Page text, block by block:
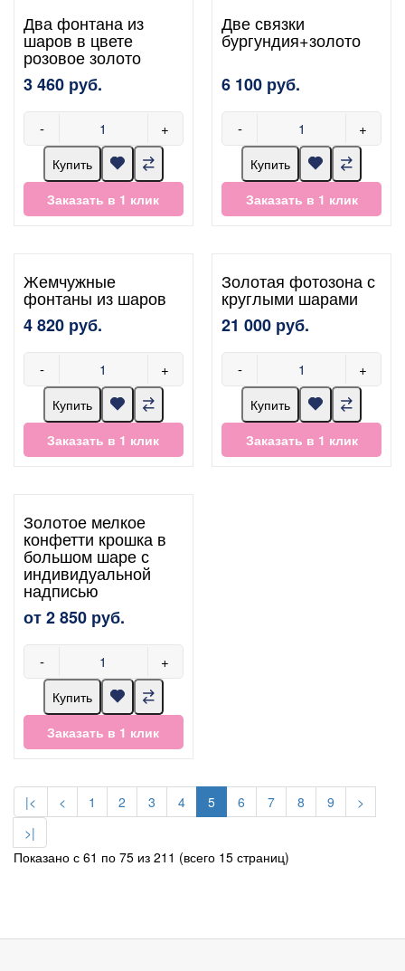
Два фонтана из
шаров в цвете
розовое золото
3 460 руб.
- +
Купить
Заказать в 1 клик
Две связки
бургундия+золото
6 100 руб.
- +
Купить
Заказать в 1 клик
Жемчужные
фонтаны из шаров
4 820 руб.
- +
Купить
Заказать в 1 клик
Золотая фотозона с
круглыми шарами
21 000 руб.
- +
Купить
Заказать в 1 клик
Золотое мелкое
конфетти крошка в
большом шаре с
индивидуальной
надписью
от 2 850 руб.
- +
Купить
Заказать в 1 клик
|< < 1 2 3 4 5 6 7 8 9
>
>|
Показано с 61 по 75 из 211 (всего 15 страниц)